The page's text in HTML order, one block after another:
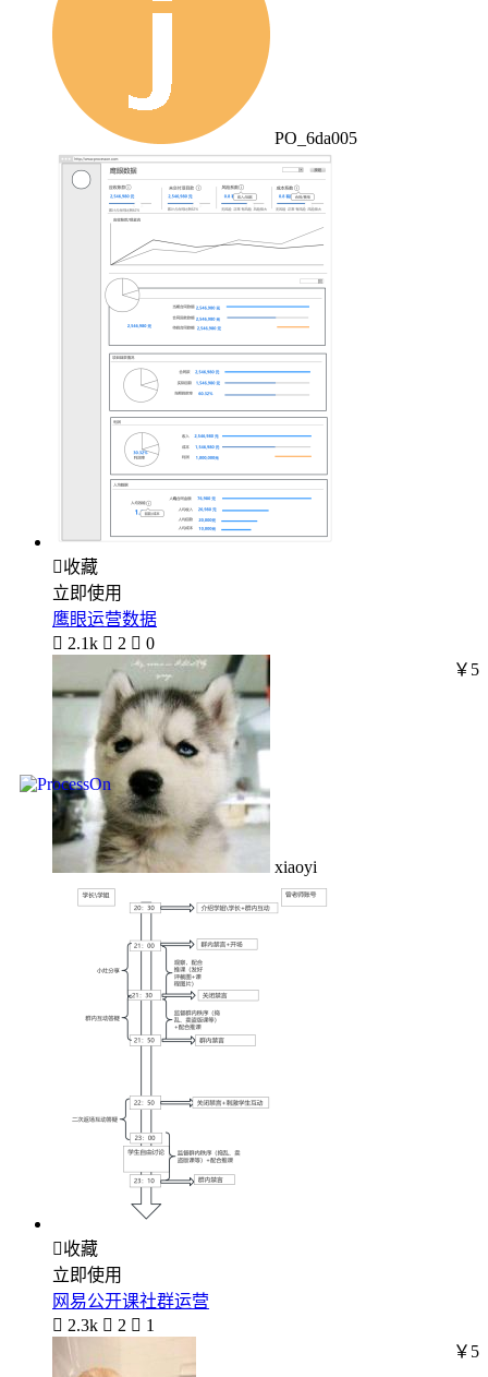
PO_6da005
收藏
立即使用
鹰眼运营数据
 2.1k  2  0
xiaoyi
￥5
收藏
立即使用
网易公开课社群运营
 2.3k  2  1
￥5